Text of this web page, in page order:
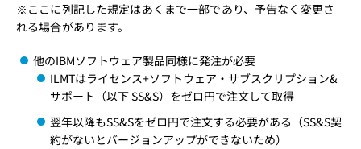
※ここに列記した規定はあくまで一部であり、予告なく変更さ
れる場合があります。
他のIBMソフトウェア製品同様に発注が必要
ILMTはライセンス+ソフトウェア・サブスクリプション&
サポート（以下 SS&S）をゼロ円で注文して取得
翌年以降もSS&Sをゼロ円で注文する必要がある（SS&S契
約がないとバージョンアップができないため）